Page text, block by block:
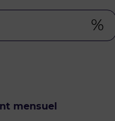
%
mensuel